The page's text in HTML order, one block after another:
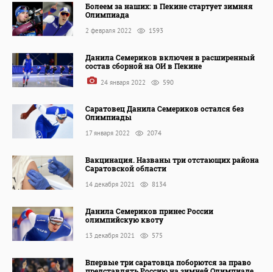
Болеем за наших: в Пекине стартует зимняя
Олимпиада
2 февраля 2022 1593
Данила Семериков включен в расширенный
состав сборной на ОИ в Пекине
24 января 2022 590
Саратовец Данила Семериков остался без
Олимпиады
17 января 2022 2074
Вакцинация. Названы три отстающих района
Саратовской области
14 декабря 2021 8134
Данила Семериков принес России
олимпийскую квоту
13 декабря 2021 575
Впервые три саратовца поборются за право